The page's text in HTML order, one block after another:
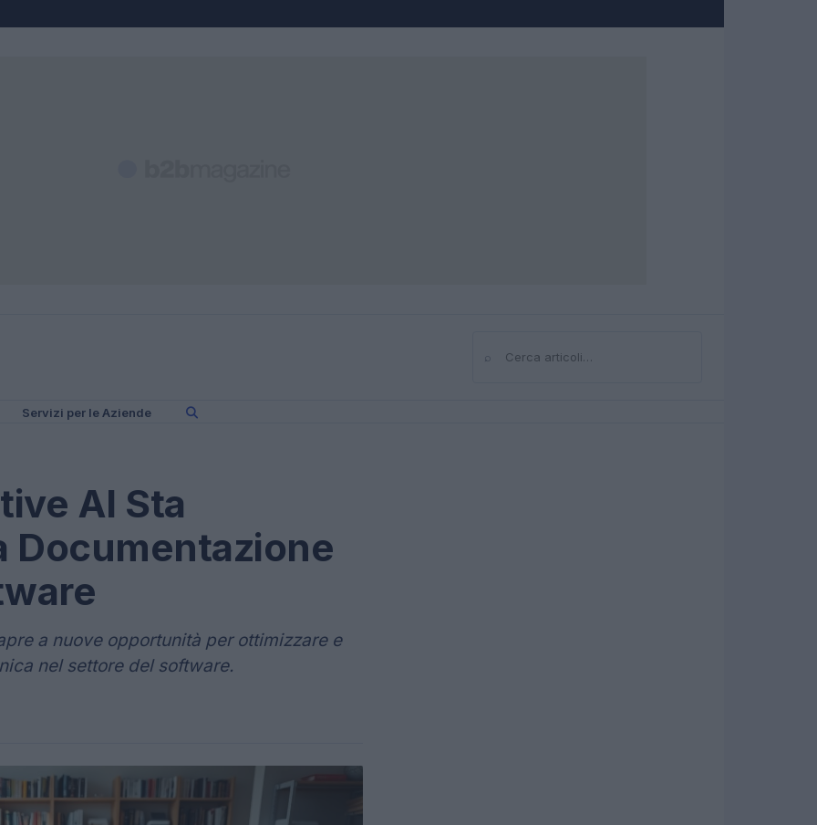
⌕Cerca
Servizi per le Aziende
AI Sta
Documentazione
a nuove opportunità per ottimizzare e
nel settore del software.